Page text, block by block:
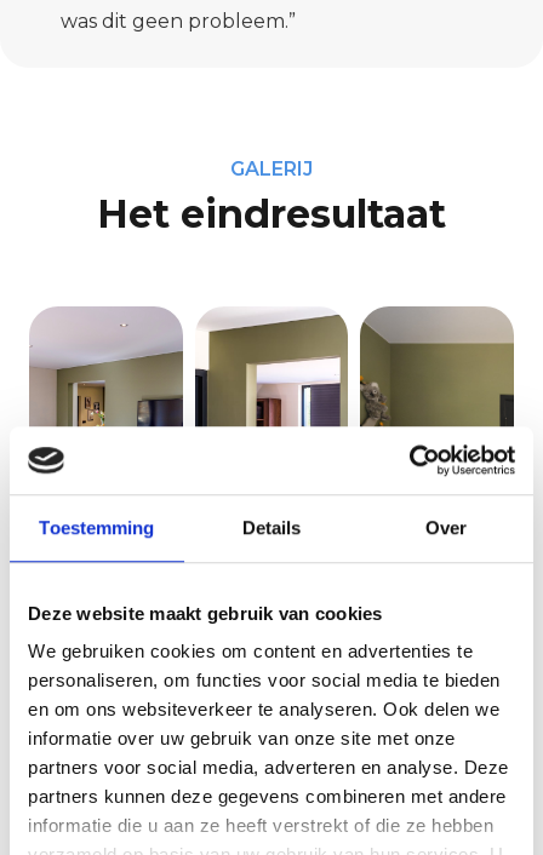
Toestemming Details Over
Deze website maakt gebruik van cookies
We gebruiken cookies om content en advertenties te
personaliseren, om functies voor social media te bieden
en om ons websiteverkeer te analyseren. Ook delen we
informatie over uw gebruik van onze site met onze
partners voor social media, adverteren en analyse. Deze
partners kunnen deze gegevens combineren met andere
informatie die u aan ze heeft verstrekt of die ze hebben
was dit geen probleem.”
GALERIJ
Het eindresultaat